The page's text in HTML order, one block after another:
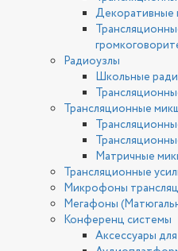
Декоративные
Радиоузлы
Школьные
Трансляционные
Матричные
Трансляционные
Микрофоны
Мегафоны
Конференц системы
Аксессуары